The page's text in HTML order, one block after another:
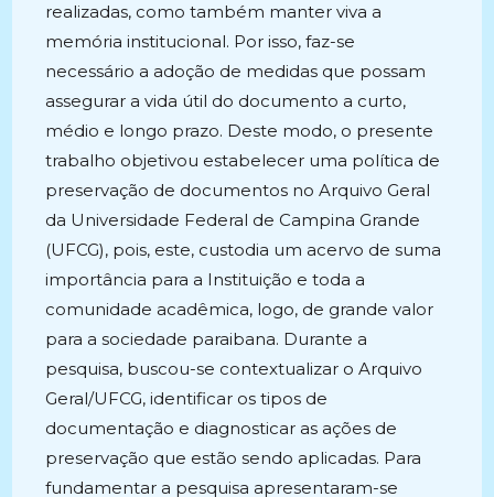
realizadas, como também manter viva a
memória institucional. Por isso, faz-se
necessário a adoção de medidas que possam
assegurar a vida útil do documento a curto,
médio e longo prazo. Deste modo, o presente
trabalho objetivou estabelecer uma política de
preservação de documentos no Arquivo Geral
da Universidade Federal de Campina Grande
(UFCG), pois, este, custodia um acervo de suma
importância para a Instituição e toda a
comunidade acadêmica, logo, de grande valor
para a sociedade paraibana. Durante a
pesquisa, buscou-se contextualizar o Arquivo
Geral/UFCG, identificar os tipos de
documentação e diagnosticar as ações de
preservação que estão sendo aplicadas. Para
fundamentar a pesquisa apresentaram-se